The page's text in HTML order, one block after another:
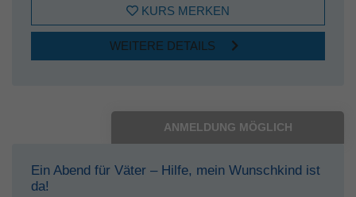
KURS MERKEN
WEITERE DETAILS
ANMELDUNG MÖGLICH
Ein Abend für Väter – Hilfe, mein Wunschkind ist
da!